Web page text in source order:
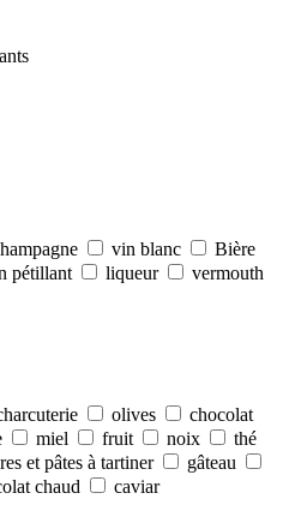
vin blanc
Bière
pétillant liqueur
vermouth
olives
chocolat
miel fruit noix
thé
et pâtes à tartiner
gâteau
chaud
caviar